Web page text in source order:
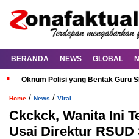
BERANDA NEWS GLOBAL
Oknum Polisi yang Bentak Guru
Home / News / Viral
Ckckck, Wanita Ini
Usai Direktur